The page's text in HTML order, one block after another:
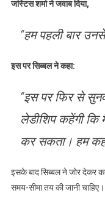
जस्टिस शर्मा ने जवाब दिया,
“हम पहली बार
इस पर सिब्बल ने कहा:
“इस पर फिर से
लेडीशिप कहेंगी कि
कर सकता। हम
इसके बाद सिब्बल ने जोर देकर
समय-सीमा तय की जानी चाहिए।